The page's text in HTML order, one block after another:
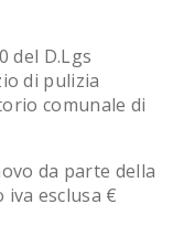
del D.Lgs
di pulizia
comunale di
da parte della
esclusa €